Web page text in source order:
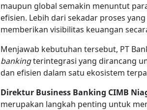
maupun global semakin menuntut
efisien. Lebih dari sekadar proses
memberikan visibilitas keuangan
Menjawab kebutuhan tersebut, PT
bankingterintegrasi yang dirancang
dan efisien dalam satu ekosistem
Direktur Business Banking CIMB
merupakan langkah penting untuk